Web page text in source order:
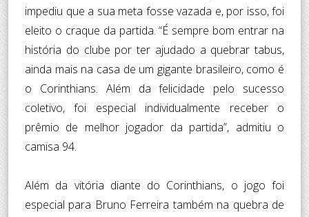
impediu que a sua meta fosse vazada e, por isso, foi
eleito o craque da partida. “É sempre bom entrar na
história do clube por ter ajudado a quebrar tabus,
ainda mais na casa de um gigante brasileiro, como é
o Corinthians. Além da felicidade pelo sucesso
coletivo, foi especial individualmente receber o
prêmio de melhor jogador da partida”, admitiu o
camisa 94.
Além da vitória diante do Corinthians, o jogo foi
especial para Bruno Ferreira também na quebra de